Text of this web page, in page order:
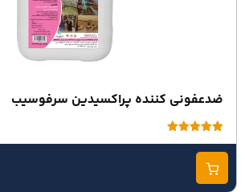
ضدعفونی کننده پراکسیدین سرفوسیب
امتیاز5.00
از 5